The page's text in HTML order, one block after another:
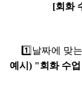
[회화
1️⃣ 날짜에 맞
예시) "회화 수